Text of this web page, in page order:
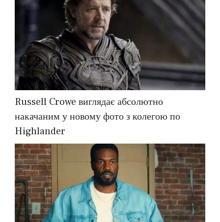
Russell Crowe виглядає абсолютно
накачаним у новому фото з колегою по
Highlander